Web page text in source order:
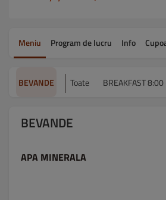
Meniu Program de lucru Info
BEVANDE Toate BREAKFAST
BEVANDE
APA MINERALA